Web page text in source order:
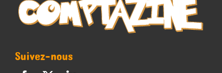
Suivez-nous